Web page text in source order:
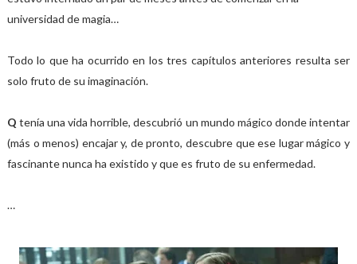
universidad de magia…
Todo lo que ha ocurrido en los tres capítulos anteriores resulta ser
solo fruto de su imaginación.
Q tenía una vida horrible, descubrió un mundo mágico donde intentar
(más o menos) encajar y, de pronto, descubre que ese lugar mágico y
fascinante nunca ha existido y que es fruto de su enfermedad.
…